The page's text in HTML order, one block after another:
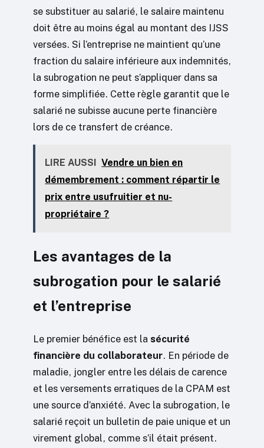
se substituer au salarié, le salaire maintenu
doit être au moins égal au montant des IJSS
versées. Si l’entreprise ne maintient qu’une
fraction du salaire inférieure aux indemnités,
la subrogation ne peut s’appliquer dans sa
forme simplifiée. Cette règle garantit que le
salarié ne subisse aucune perte financière
lors de ce transfert de créance.
LIRE AUSSI
Vendre un bien en
démembrement : comment répartir le
prix entre usufruitier et nu-
propriétaire ?
Les avantages de la
subrogation pour le salarié
et l’entreprise
Le premier bénéfice est la sécurité
financière du collaborateur. En période de
maladie, jongler entre les délais de carence
et les versements erratiques de la CPAM est
une source d’anxiété. Avec la subrogation, le
salarié reçoit un bulletin de paie unique et un
virement global, comme s’il était présent.